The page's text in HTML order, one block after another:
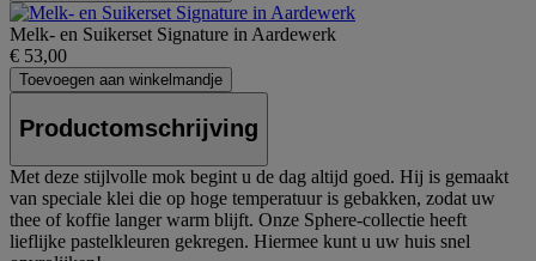
Melk- en Suikerset Signature in Aardewerk
€ 53,00
Toevoegen aan winkelmandje
Productomschrijving
Met deze stijlvolle mok begint u de dag altijd goed. Hij is gemaakt
van speciale klei die op hoge temperatuur is gebakken, zodat uw
thee of koffie langer warm blijft. Onze Sphere-collectie heeft
lieflijke pastelkleuren gekregen. Hiermee kunt u uw huis snel